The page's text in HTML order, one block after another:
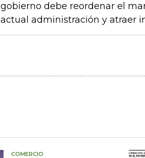
gobierno debe reordenar el
actual administración y atraer
COMERCIO